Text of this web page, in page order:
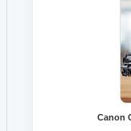
Canon